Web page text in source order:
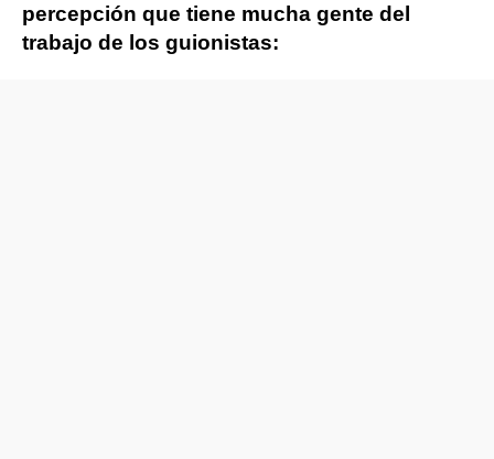
percepción que tiene mucha gente del
trabajo de los guionistas: